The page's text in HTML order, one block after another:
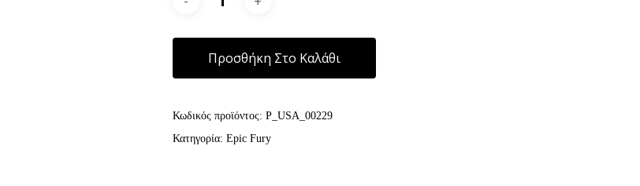
Προσθήκη Στο Καλάθι
Κωδικός προϊόντος: P_USA_00229
Κατηγορία: Epic Fury